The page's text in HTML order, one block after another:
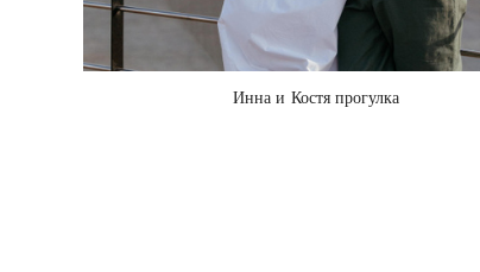
Инна и Костя прогулка